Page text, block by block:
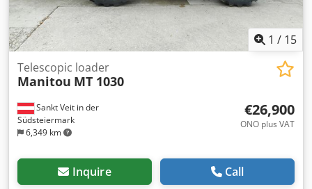
1 / 15
Sankt Veit in der
Südsteiermark
6,349 km
Telescopic loader
Manitou MT 1030
€26,900
ONO plus VAT
Inquire Call